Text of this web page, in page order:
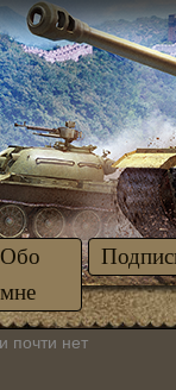
Обо
мне
почти нет